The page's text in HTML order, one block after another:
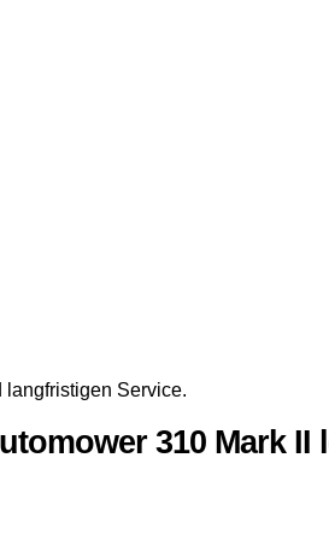
langfristigen Service.
310 Mark II